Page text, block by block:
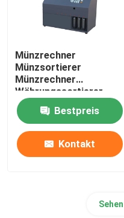
Münzrechner
Münzsortierer
Münzrechner
Währungssortierer
Bestpreis
Kontakt